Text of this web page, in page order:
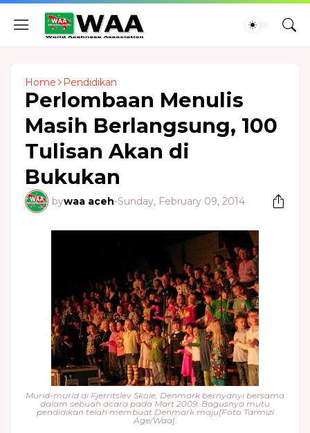
Home Pendidikan
Perlombaan Menulis
Masih Berlangsung, 100
Tulisan Akan di
Bukukan
bywaa aceh-Sunday, February 09, 2014
Murid-murid di Fjerritslev Skole, Denmark bernyanyi bersama
dalam sebuah acara pada Mart 2009. Bagusnya mutu
pendidikan telah membuat Denmark maju[Foto Tarmizi
Age/Waa].